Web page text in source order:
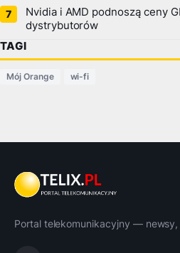
Nvidia i AMD podnoszą ceny
dystrybutorów
TAGI
Mój Orange wi-fi
Portal telekomunikacyjny —